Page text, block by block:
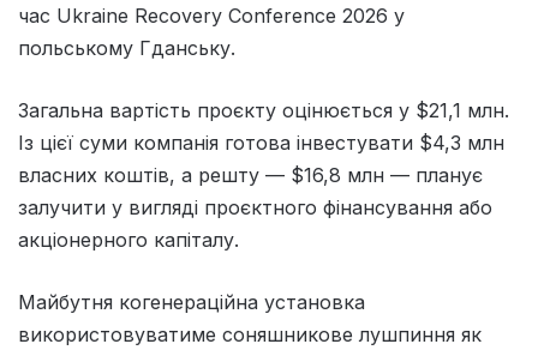
час Ukraine Recovery Conference 2026 у
польському Гданську.
Загальна вартість проєкту оцінюється у $21,1 млн.
Із цієї суми компанія готова інвестувати $4,3 млн
власних коштів, а решту — $16,8 млн — планує
залучити у вигляді проєктного фінансування або
акціонерного капіталу.
Майбутня когенераційна установка
використовуватиме соняшникове лушпиння як